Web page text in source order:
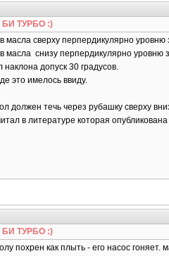
БИ ТУРБО :)
масла сверху перпердикулярно уровню
масла снизу перпердикулярно уровню
наклона допуск 30 градусов.
это имелось ввиду.
должен течь через рубашку сверху
в литературе которая опубликована
БИ ТУРБО :)
похрен как плыть - его насос гоняет.